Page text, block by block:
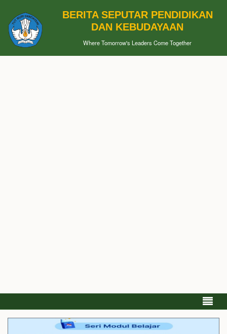
BERITA SEPUTAR PENDIDIKAN
DAN KEBUDAYAAN
Where Tomorrow's Leaders Come Together